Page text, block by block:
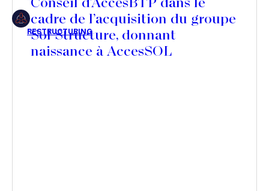
Article
Conseil d'AccesBTP dans le
cadre de l’acquisition du groupe
Sol Structure, donnant
naissance à AccesSOL